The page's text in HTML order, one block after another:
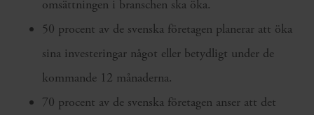
omsättningen i branschen ska öka.
50 procent av de svenska företagen planerar att öka
sina investeringar något eller betydligt under de
kommande 12 månaderna.
70 procent av de svenska företagen anser att det